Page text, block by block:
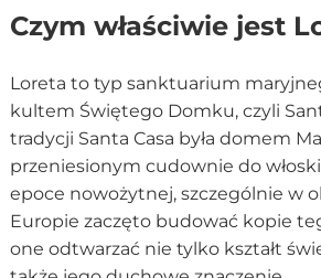
Czym właściwie jest
Loreta to typ sanktuarium
kultem Świętego Domku, czyli
tradycji Santa Casa była domem
przeniesionym cudownie do
epoce nowożytnej, szczególnie w
Europie zaczęto budować kopie
one odtwarzać nie tylko kształt